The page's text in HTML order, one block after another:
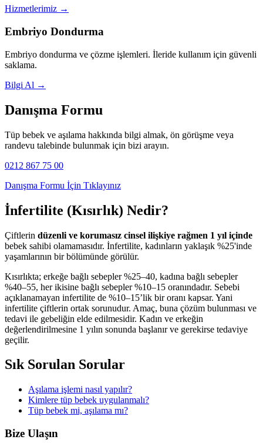
Hizmetlerimiz →
Embriyo Dondurma
Embriyo dondurma ve çözme işlemleri. İleride kullanım için güvenli
saklama.
Bilgi Al →
Danışma Formu
Tüp bebek ve aşılama hakkında bilgi almak, ön görüşme veya
randevu talebinde bulunmak için bizi arayın.
0212 867 75 00
Danışma Formu İçin Tıklayınız
İnfertilite (Kısırlık) Nedir?
Çiftlerin düzenli ve korumasız cinsel ilişkiye rağmen 1 yıl içinde
bebek sahibi olamamasıdır. İnfertilite, kadınların yaklaşık %25'inde
yaşamlarının bir bölümünde görülür.
Kısırlıkta; erkeğe bağlı sebepler %25–40, kadına bağlı sebepler
%40–55, her ikisine bağlı sebepler %10–15 oranındadır. Sebebi
açıklanamayan infertilite de %10–15’lik bir oranı kapsar. Yani
infertilite çiftlerin ortak sorunudur. Amaç, buna çözüm bulunması ve
tedavi ile gebeliğin elde edilmesidir. Kadın ve erkeğin
değerlendirilmesine 1 yılın sonunda başlanır ve gerekirse tedaviye
geçilir.
Sık Sorulan Sorular
Aşılama işlemi nasıl yapılır?
Kimlere tüp bebek uygulanmalı?
Tüp bebek mi, aşılama mı?
Bize Ulaşın